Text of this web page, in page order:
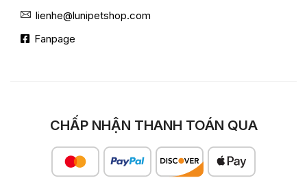
lienhe@lunipetshop.com
Fanpage
CHẤP NHẬN THANH TOÁN QUA